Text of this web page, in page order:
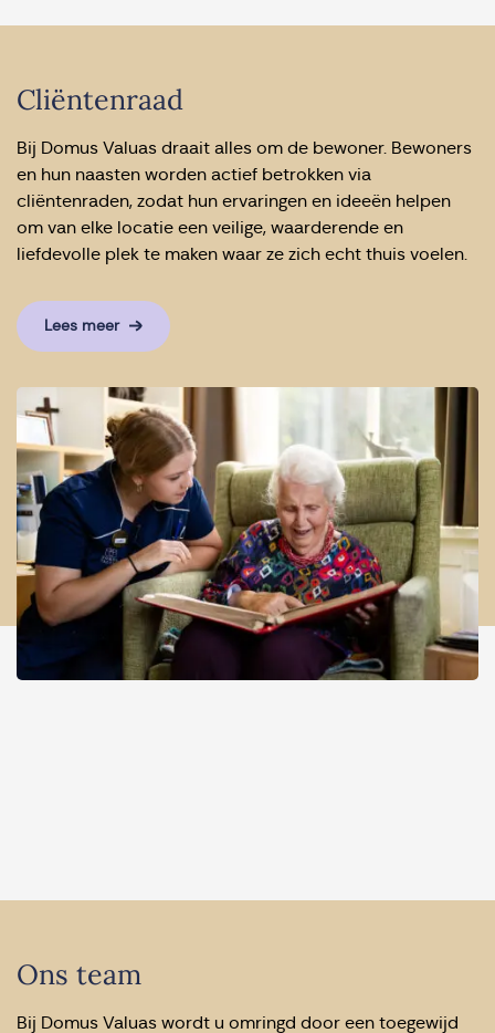
Cliëntenraad
Bij Domus Valuas draait alles om de bewoner. Bewoners
en hun naasten worden actief betrokken via
cliëntenraden, zodat hun ervaringen en ideeën helpen
om van elke locatie een veilige, waarderende en
liefdevolle plek te maken waar ze zich echt thuis voelen.
Lees meer
Ons team
Bij Domus Valuas wordt u omringd door een toegewijd